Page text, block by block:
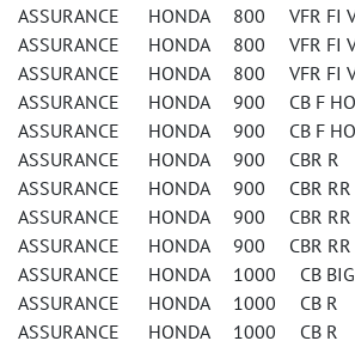
ASSURANCE HONDA 800 VFR FI
ASSURANCE HONDA 800 VFR FI
ASSURANCE HONDA 800 VFR FI
ASSURANCE HONDA 900 CB F
ASSURANCE HONDA 900 CB F
ASSURANCE HONDA 900 CBR R
ASSURANCE HONDA 900 CBR RR
ASSURANCE HONDA 900 CBR RR
ASSURANCE HONDA 900 CBR RR
ASSURANCE HONDA 1000 CB BIG
ASSURANCE HONDA 1000 CB R
ASSURANCE HONDA 1000 CB R